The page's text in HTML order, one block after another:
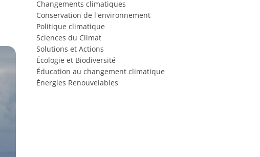
Changements climatiques
Conservation de l'environnement
Politique climatique
Sciences du Climat
Solutions et Actions
Écologie et Biodiversité
Éducation au changement climatique
Énergies Renouvelables